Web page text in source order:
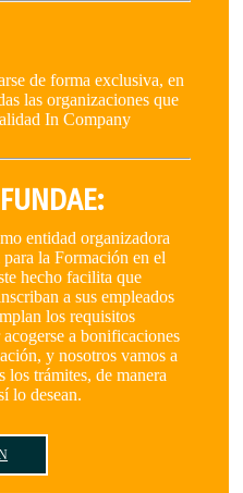
de forma exclusiva, en
las organizaciones que
In Company
entidad organizadora
la Formación en el
hecho facilita que
a sus empleados
los requisitos
a bonificaciones
y nosotros vamos a
los trámites, de manera
lo desean.